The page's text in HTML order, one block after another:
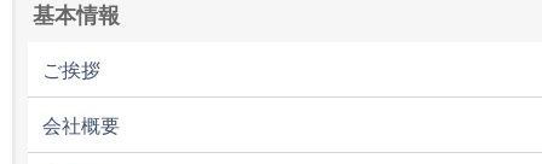
基本情報
ご挨拶
会社概要